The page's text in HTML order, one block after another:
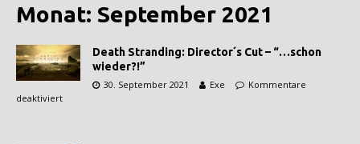
Monat: September 2021
Death Stranding: Director´s Cut – “…schon
wieder?!”
30. September 2021 Exe
Kommentare
deaktiviert